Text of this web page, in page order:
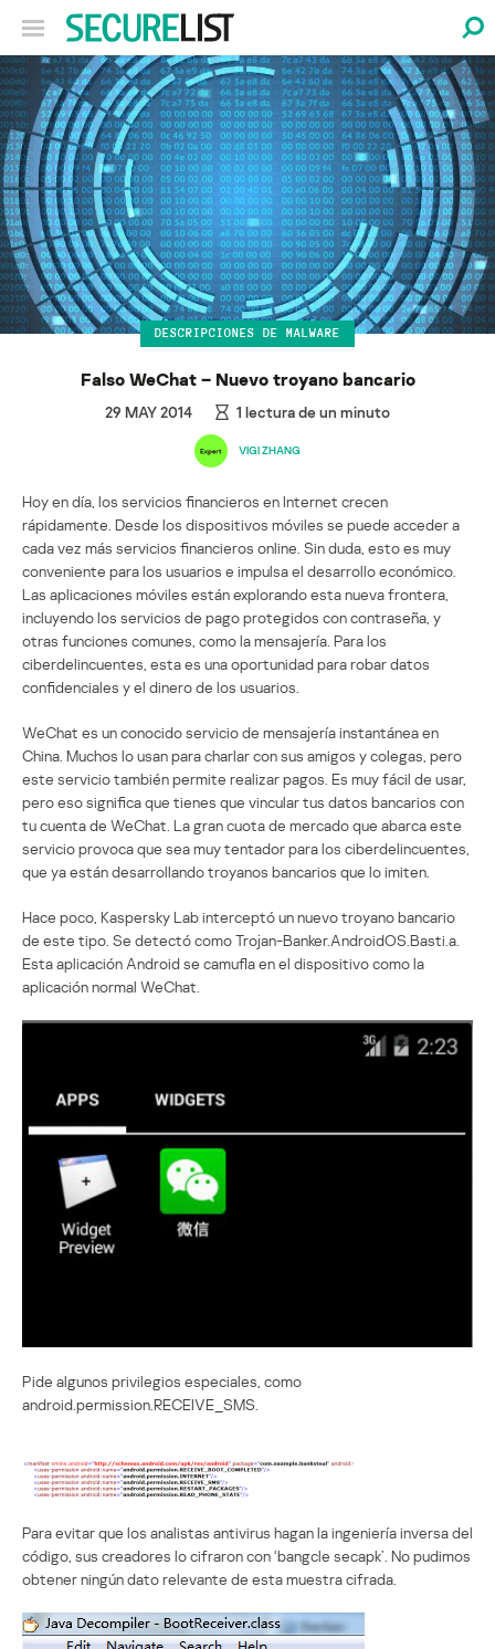
DESCRIPCIONES DE MALWARE
Falso WeChat – Nuevo troyano bancario
29 MAY 2014 1 lectura de un minuto
VIGI ZHANG
Hoy en día, los servicios financieros en Internet crecen
rápidamente. Desde los dispositivos móviles se puede acceder a
cada vez más servicios financieros online. Sin duda, esto es muy
conveniente para los usuarios e impulsa el desarrollo económico.
Las aplicaciones móviles están explorando esta nueva frontera,
incluyendo los servicios de pago protegidos con contraseña, y
otras funciones comunes, como la mensajería. Para los
ciberdelincuentes, esta es una oportunidad para robar datos
confidenciales y el dinero de los usuarios.
WeChat es un conocido servicio de mensajería instantánea en
China. Muchos lo usan para charlar con sus amigos y colegas, pero
este servicio también permite realizar pagos. Es muy fácil de usar,
pero eso significa que tienes que vincular tus datos bancarios con
tu cuenta de WeChat. La gran cuota de mercado que abarca este
servicio provoca que sea muy tentador para los ciberdelincuentes,
que ya están desarrollando troyanos bancarios que lo imiten.
Hace poco, Kaspersky Lab interceptó un nuevo troyano bancario
de este tipo. Se detectó como Trojan-Banker.AndroidOS.Basti.a.
Esta aplicación Android se camufla en el dispositivo como la
aplicación normal WeChat.
Pide algunos privilegios especiales, como
android.permission.RECEIVE_SMS.
Para evitar que los analistas antivirus hagan la ingeniería inversa del
código, sus creadores lo cifraron con ‘bangcle secapk’. No pudimos
obtener ningún dato relevante de esta muestra cifrada.